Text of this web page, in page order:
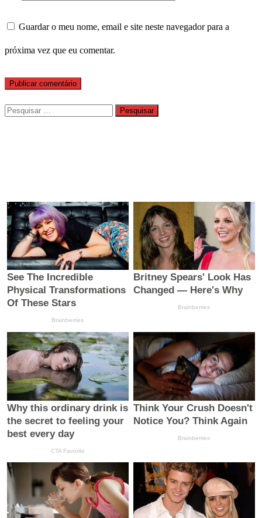
Guardar o meu nome, email e site neste navegador para a
próxima vez que eu comentar.
Pesquisar
por: